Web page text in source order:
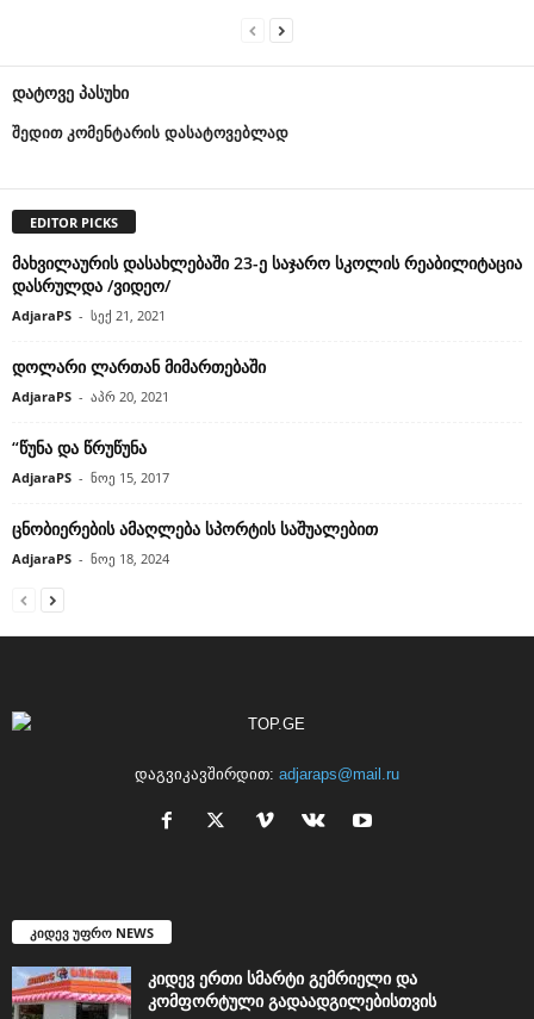
დატოვე პასუხი
შედით კომენტარის დასატოვებლად
EDITOR PICKS
მახვილაურის დასახლებაში 23-ე საჯარო სკოლის რეაბილიტაცია
დასრულდა /ვიდეო/
AdjaraPS - სექ 21, 2021
დოლარი ლართან მიმართებაში
AdjaraPS - აპრ 20, 2021
“წუნა და წრუწუნა
AdjaraPS - ნოე 15, 2017
ცნობიერების ამაღლება სპორტის საშუალებით
AdjaraPS - ნოე 18, 2024
დაგვიკავშირდით: adjaraps@mail.ru
კიდევ უფრო NEWS
კიდევ ერთი სმარტი გემრიელი და
კომფორტული გადაადგილებისთვის